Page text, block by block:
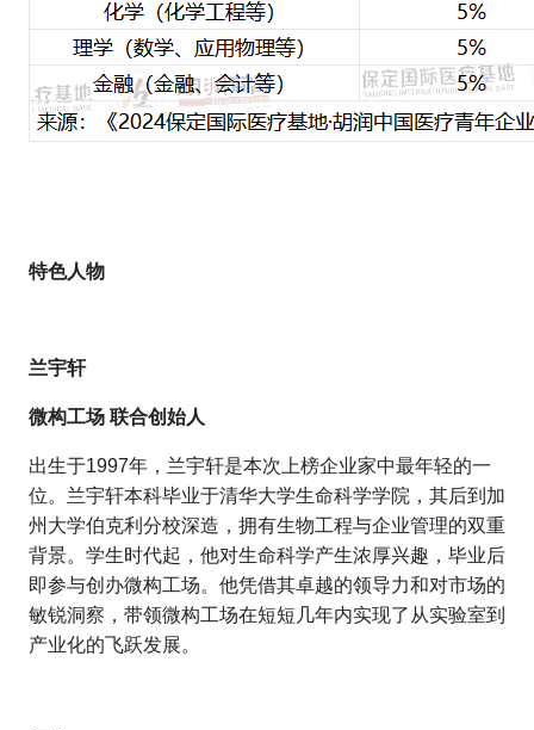
特色人物
兰宇轩
微构工场 联合创始人
出生于1997年，兰宇轩是本次上榜企业家中最年轻的一
位。兰宇轩本科毕业于清华大学生命科学学院，其后到加
州大学伯克利分校深造，拥有生物工程与企业管理的双重
背景。学生时代起，他对生命科学产生浓厚兴趣，毕业后
即参与创办微构工场。他凭借其卓越的领导力和对市场的
敏锐洞察，带领微构工场在短短几年内实现了从实验室到
产业化的飞跃发展。